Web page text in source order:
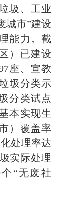
圾、工业
城市”建设
能力。截
）已建设
座、宣教
圾分类示
分类试点
本实现生
）覆盖率
处理率达
实际处理
“无废社